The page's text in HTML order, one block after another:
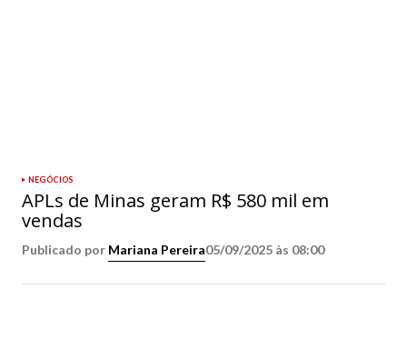
NEGÓCIOS
APLs de Minas geram R$ 580 mil em
vendas
Publicado por Mariana Pereira05/09/2025 às 08:00